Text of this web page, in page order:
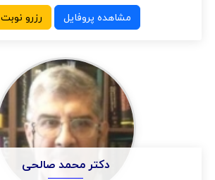
مشاهده پروفایل رزرو نوبت
دکتر محمد صالحی